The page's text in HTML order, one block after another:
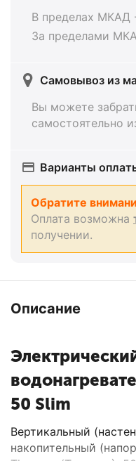
В пределах МКАД
За пределами
Самовывоз из
Вы можете
самостоятельно
Варианты
Обратите
Оплата возможна
получении.
Описание
50 Slim
Вертикальный
накопительный